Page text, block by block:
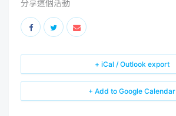
分享這個活動
+ Add to Google Calendar
+ iCal / Outlook export